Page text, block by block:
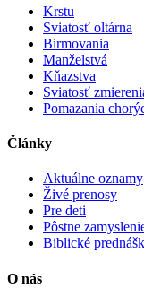
Krstu
Sviatosť oltárna
Birmovania
Manželstvá
Kňazstva
Sviatosť
Pomazania
Články
Aktuálne oznamy
Živé prenosy
Pre deti
Pôstne
Biblické
O nás